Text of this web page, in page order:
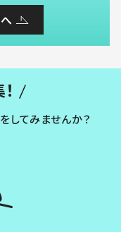
してみませんか？